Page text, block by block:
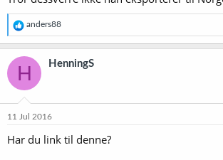
R
e
a
k
o
e
anders88
H HenningS
11 Jul 2016
Har du link til denne?